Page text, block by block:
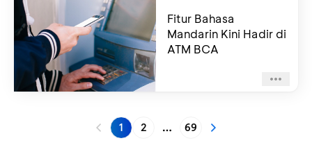
Fitur Bahasa
Mandarin Kini Hadir di
ATM BCA
1 2 More pages
69